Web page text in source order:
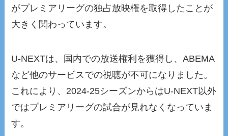
がプレミアリーグの独占放映権を取得したことが
大きく関わっています。
U-NEXTは、国内での放送権利を獲得し、ABEMA
など他のサービスでの視聴が不可になりました。
これにより、2024-25シーズンからはU-NEXT以外
ではプレミアリーグの試合が見れなくなっていま
す。